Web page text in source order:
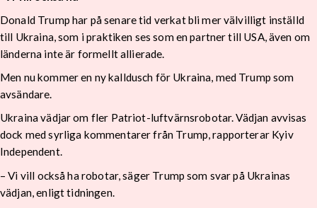
Donald Trump har på senare tid verkat bli mer välvilligt inställd
till Ukraina, som i praktiken ses som en partner till USA, även om
länderna inte är formellt allierade.
Men nu kommer en ny kalldusch för Ukraina, med Trump som
avsändare.
Ukraina vädjar om fler Patriot-luftvärnsrobotar. Vädjan avvisas
dock med syrliga kommentarer från Trump, rapporterar Kyiv
Independent.
– Vi vill också ha robotar, säger Trump som svar på Ukrainas
vädjan, enligt tidningen.